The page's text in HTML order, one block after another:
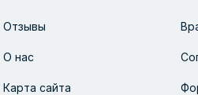
Отзывы
О нас
Карта сайта